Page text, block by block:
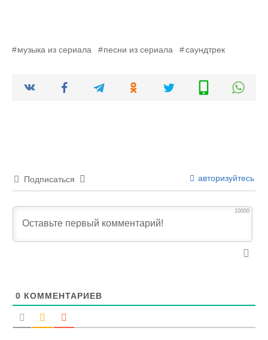
музыка из сериала песни из сериала саундтрек
Подписаться авторизуйтесь
10000
0 КОММЕНТАРИЕВ